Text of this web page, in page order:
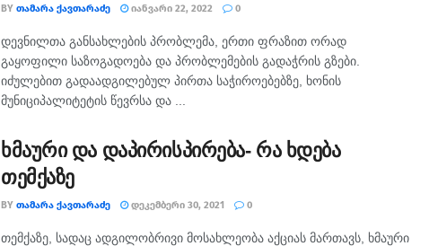
BY ᲗᲐᲛᲐᲠᲐ ᲥᲐᲕᲗᲐᲠᲐᲫᲔ ᲘᲐᲜᲕᲐᲠᲘ 22, 2022 0
დევნილთა განსახლების პრობლემა, ერთი ფრაზით ორად
გაყოფილი საზოგადოება და პრობლემების გადაჭრის გზები.
იძულებით გადაადგილებულ პირთა საჭიროებებზე, ხონის
მუნიციპალიტეტის წევრსა და ...
ხმაური და დაპირისპირება- რა ხდება
თემქაზე
BY ᲗᲐᲛᲐᲠᲐ ᲥᲐᲕᲗᲐᲠᲐᲫᲔ ᲓᲔᲙᲔᲛᲑᲔᲠᲘ 30, 2021 0
თემქაზე, სადაც ადგილობრივი მოსახლეობა აქციას მართავს, ხმაური